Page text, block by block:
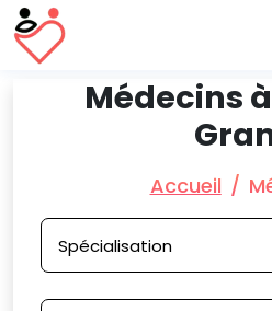
Médecins
Accueil